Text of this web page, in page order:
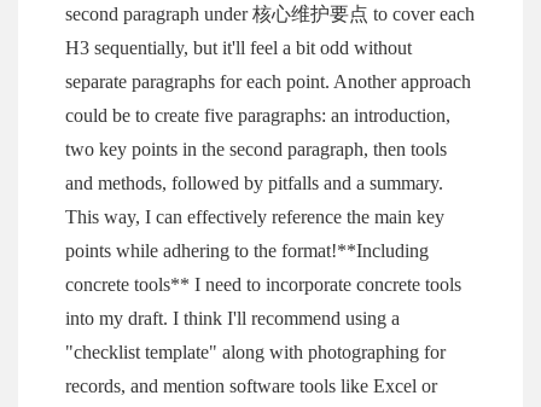
second paragraph under 核心维护要点 to cover each
H3 sequentially, but it'll feel a bit odd without
separate paragraphs for each point. Another approach
could be to create five paragraphs: an introduction,
two key points in the second paragraph, then tools
and methods, followed by pitfalls and a summary.
This way, I can effectively reference the main key
points while adhering to the format!**Including
concrete tools** I need to incorporate concrete tools
into my draft. I think I'll recommend using a
"checklist template" along with photographing for
records, and mention software tools like Excel or